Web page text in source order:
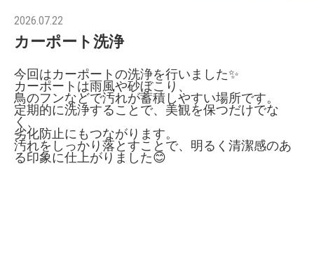
2026.07.22
カーポート洗浄
今回はカーポートの洗浄を行いました✨
カーポートは雨風や砂ぼこり、
鳥のフンなどで汚れが蓄積しやすい場所です。
定期的に洗浄することで、美観を保つだけでな
く、
劣化防止にもつながります。
汚れをしっかり落とすことで、明るく清潔感のあ
る印象に仕上がりました😊